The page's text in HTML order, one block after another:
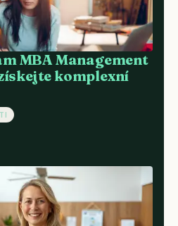
MBA Management
komplexní